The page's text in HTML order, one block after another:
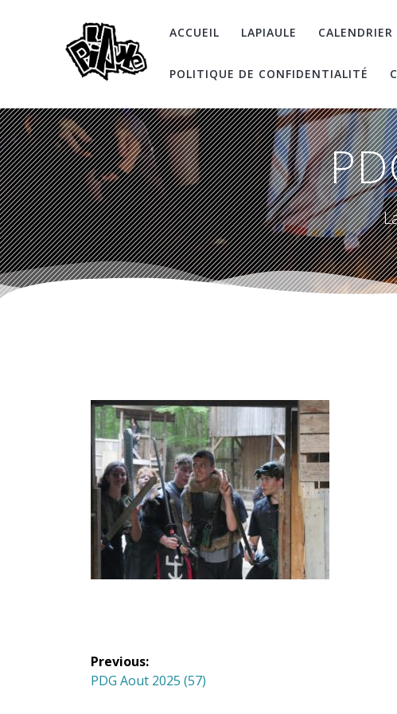
ACCUEIL LAPIAULE CALENDRIER
POLITIQUE DE CONFIDENTIALITÉ
Navigation
de
Previous:
Previous
PDG Aout 2025 (57)